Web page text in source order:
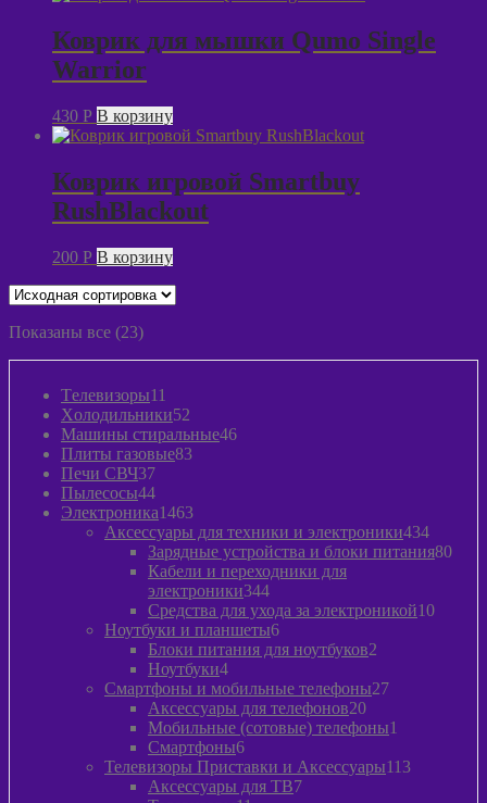
Коврик для мышки Qumo Single
Warrior
430 P В корзину
Коврик игровой Smartbuy
RushBlackout
200 P В корзину
Показаны все (23)
Tелевизоры11
товаров
Xолодильники52
товара
Машины стиральные4646
Плиты газовые8383
Печи СВЧ3737
товаров
Пылeсосы4444
товара
Электроника14631463
товара
Аксессуары для техники и электроники434434
товара
Зарядные устройства и блоки питания8080
Кабели и переходники для
электроники344344
товара
Средства для ухода за электроникой1010
Ноутбуки и планшеты66
товаров
Блоки питания для ноутбуков2
Ноутбуки44
товара
Смартфоны и мобильные телефоны2727
Аксессуары для телефонов2020
товаров
Мобильные (сотовые) телефоны1
Смартфоны66
товаров
Телевизоры Приставки и Аксессуары113113
Аксессуары для ТВ77